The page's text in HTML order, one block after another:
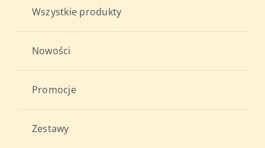
Wszystkie produkty
Nowości
Promocje
Zestawy